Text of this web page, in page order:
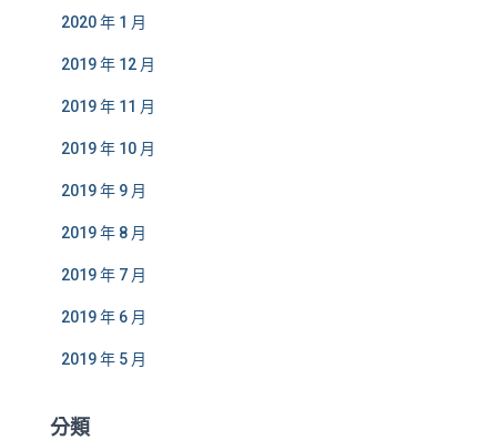
2020 年 1 月
2019 年 12 月
2019 年 11 月
2019 年 10 月
2019 年 9 月
2019 年 8 月
2019 年 7 月
2019 年 6 月
2019 年 5 月
分類